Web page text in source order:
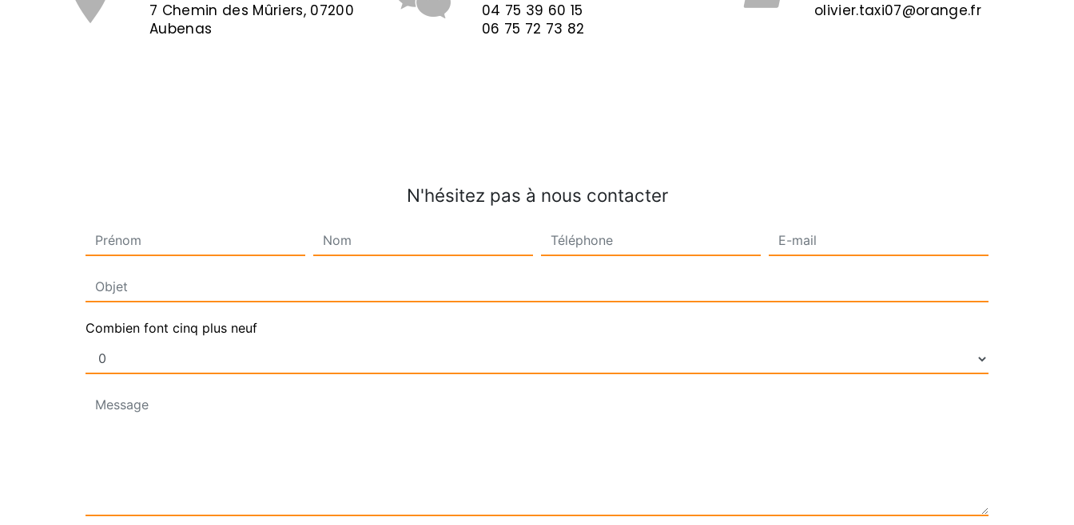
7 Chemin des Mûriers, 07200
Aubenas
04 75 39 60 15
06 75 72 73 82
olivier.taxi07@orange.fr
N'hésitez pas à nous contacter
Combien font cinq plus neuf